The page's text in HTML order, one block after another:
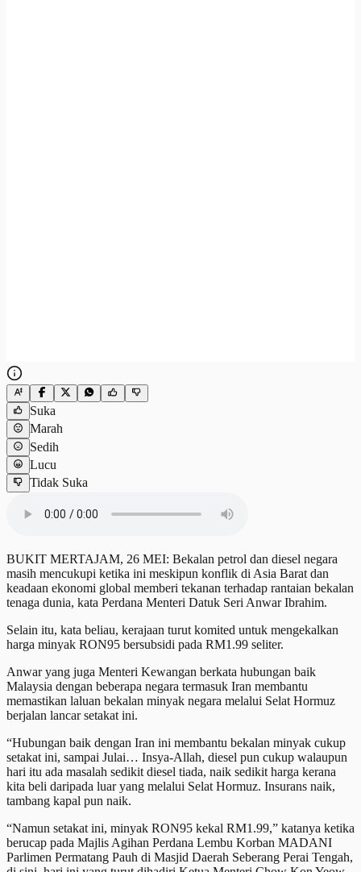
Suka
Marah
Sedih
Lucu
Tidak Suka
BUKIT MERTAJAM, 26 MEI: Bekalan petrol dan diesel negara
masih mencukupi ketika ini meskipun konflik di Asia Barat dan
keadaan ekonomi global memberi tekanan terhadap rantaian bekalan
tenaga dunia, kata Perdana Menteri Datuk Seri Anwar Ibrahim.
Selain itu, kata beliau, kerajaan turut komited untuk mengekalkan
harga minyak RON95 bersubsidi pada RM1.99 seliter.
Anwar yang juga Menteri Kewangan berkata hubungan baik
Malaysia dengan beberapa negara termasuk Iran membantu
memastikan laluan bekalan minyak negara melalui Selat Hormuz
berjalan lancar setakat ini.
“Hubungan baik dengan Iran ini membantu bekalan minyak cukup
setakat ini, sampai Julai… Insya-Allah, diesel pun cukup walaupun
hari itu ada masalah sedikit diesel tiada, naik sedikit harga kerana
kita beli daripada luar yang melalui Selat Hormuz. Insurans naik,
tambang kapal pun naik.
“Namun setakat ini, minyak RON95 kekal RM1.99,” katanya ketika
berucap pada Majlis Agihan Perdana Lembu Korban MADANI
Parlimen Permatang Pauh di Masjid Daerah Seberang Perai Tengah,